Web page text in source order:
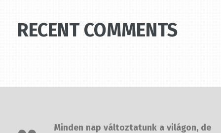
RECENT COMMENTS
de úgy változtatni rajta, hogy az